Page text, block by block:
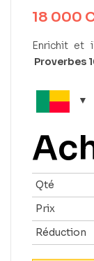
18 000
Enrichit et
Proverbes
Qté
Prix
Réduction